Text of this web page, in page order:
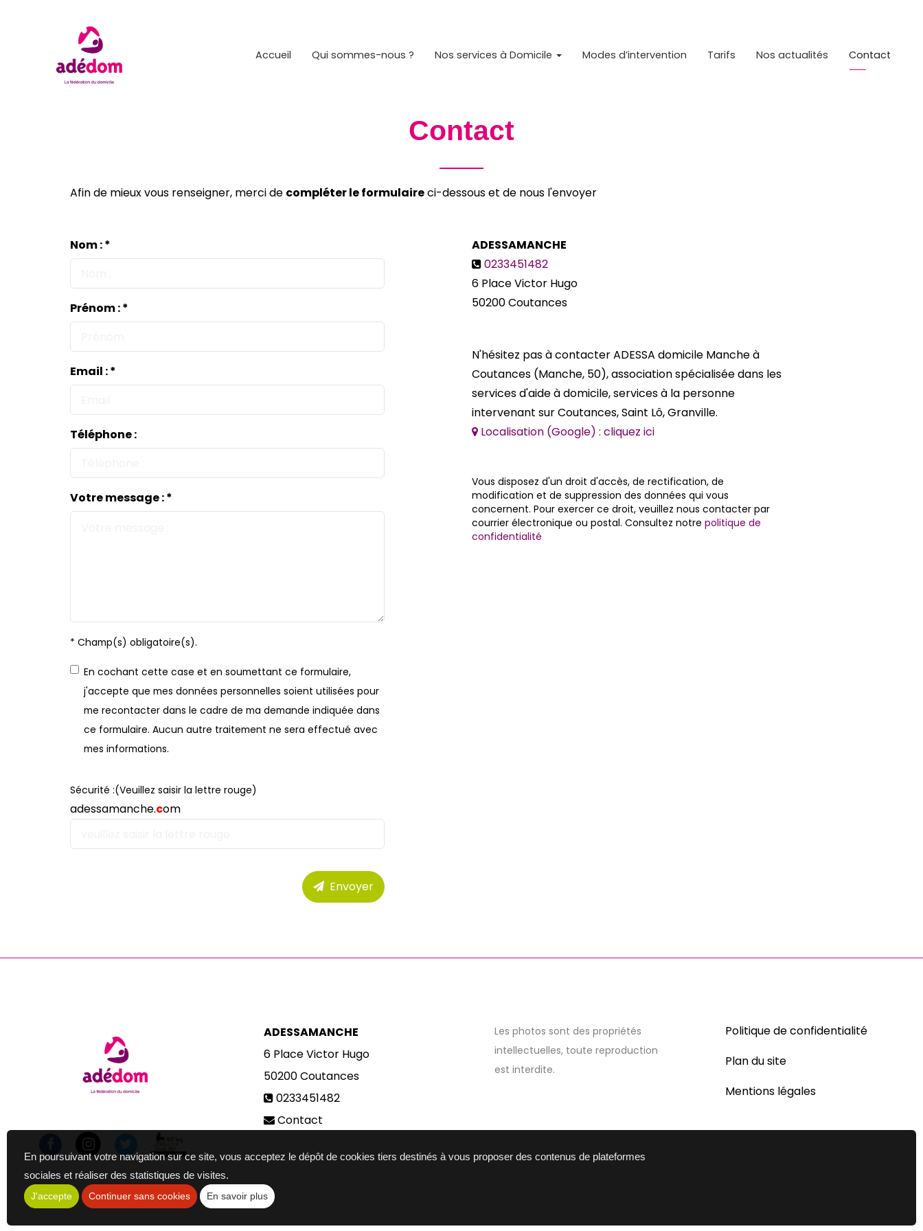
Accueil Qui sommes-nous ? Nos services à Domicile Modes d’intervention Tarifs Nos actualités Contact
Contact
Afin de mieux vous renseigner, merci de compléter le formulaireci-dessous et de nous l'envoyer
Nom : *
Prénom : *
Email : *
Téléphone :
Votre message : *
* Champ(s) obligatoire(s).
En cochant cette case et en soumettant ce formulaire,
j'accepte que mes données personnelles soient utilisées pour
me recontacter dans le cadre de ma demande indiquée dans
ce formulaire. Aucun autre traitement ne sera effectué avec
mes informations.
Sécurité :(Veuillez saisir la lettre rouge)
adessamanche.com
Envoyer
ADESSAMANCHE
0233451482
6 Place Victor Hugo
50200Coutances
N'hésitez pas à contacter ADESSA domicile Manche à
Coutances (Manche, 50), association spécialisée dans les
services d'aide à domicile, services à la personne
intervenant sur Coutances, Saint Lô, Granville.
Localisation (Google) : cliquez ici
Vous disposez d'un droit d'accès, de rectification, de
modification et de suppression des données qui vous
concernent. Pour exercer ce droit, veuillez nous contacter par
courrier électronique ou postal. Consultez notre politique de
confidentialité
ADESSAMANCHE
6 Place Victor Hugo
50200Coutances
0233451482
Contact
Les photos sont des propriétés
intellectuelles, toute reproduction
est interdite.
Politique de confidentialité
Plan du site
Mentions légales
En poursuivant votre navigation sur ce site, vous acceptez le dépôt de cookies tiers destinés à vous proposer des contenus de plateformes
sociales et réaliser des statistiques de visites.
J'accepte Continuer sans cookies En savoir plus